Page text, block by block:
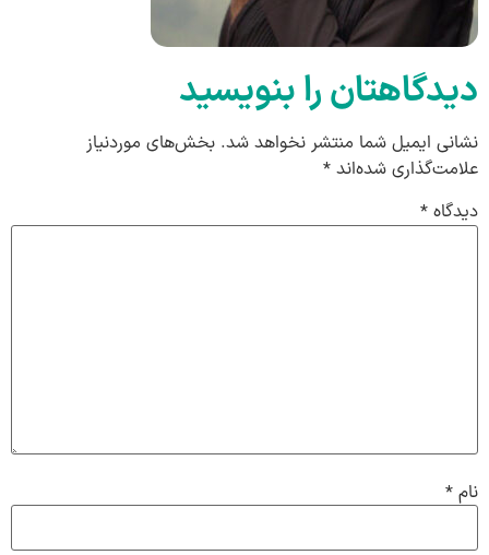
دیدگاهتان را بنویسید
نشانی ایمیل شما منتشر نخواهد شد. بخش‌های موردنیاز
علامت‌گذاری شده‌اند *
دیدگاه *
نام *